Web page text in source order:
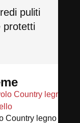
puliti
protetti
Country legno